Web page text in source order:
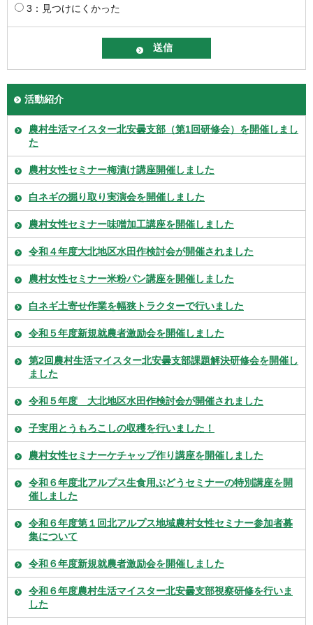
3：見つけにくかった
活動紹介
農村生活マイスター北安曇支部（第1回研修会）を開催しまし
た
農村女性セミナー梅漬け講座開催しました
白ネギの掘り取り実演会を開催しました
農村女性セミナー味噌加工講座を開催しました
令和４年度大北地区水田作検討会が開催されました
農村女性セミナー米粉パン講座を開催しました
白ネギ土寄せ作業を幅狭トラクターで行いました
令和５年度新規就農者激励会を開催しました
第2回農村生活マイスター北安曇支部課題解決研修会を開催し
ました
令和５年度 大北地区水田作検討会が開催されました
子実用とうもろこしの収穫を行いました！
農村女性セミナーケチャップ作り講座を開催しました
令和６年度北アルプス生食用ぶどうセミナーの特別講座を開
催しました
令和６年度第１回北アルプス地域農村女性セミナー参加者募
集について
令和６年度新規就農者激励会を開催しました
令和６年度農村生活マイスター北安曇支部視察研修を行いま
した